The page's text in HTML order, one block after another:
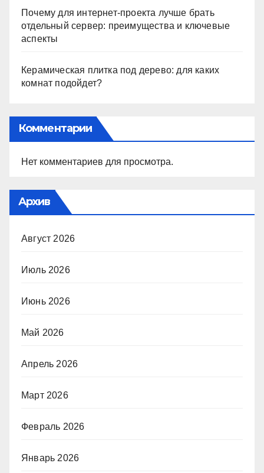
Почему для интернет-проекта лучше брать
отдельный сервер: преимущества и ключевые
аспекты
Керамическая плитка под дерево: для каких
комнат подойдет?
Комментарии
Нет комментариев для просмотра.
Архив
Август 2026
Июль 2026
Июнь 2026
Май 2026
Апрель 2026
Март 2026
Февраль 2026
Январь 2026